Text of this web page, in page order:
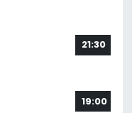
21:30
19:00